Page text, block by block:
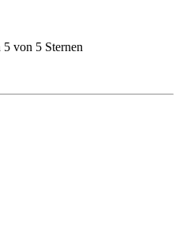
von 5 Sternen